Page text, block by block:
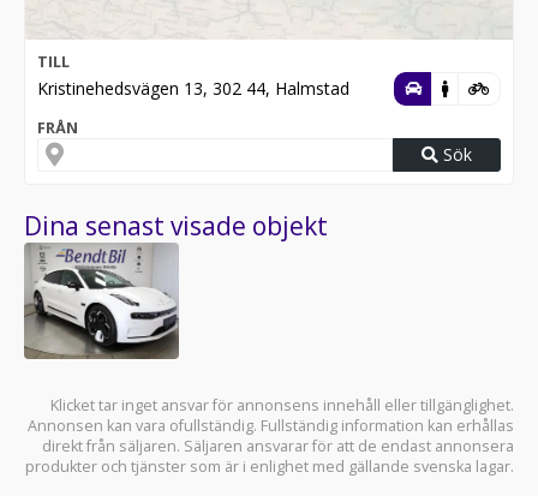
TILL
Kristinehedsvägen 13, 302 44, Halmstad
FRÅN
Sök
Dina senast visade objekt
Klicket tar inget ansvar för annonsens innehåll eller tillgänglighet.
Annonsen kan vara ofullständig. Fullständig information kan erhållas
direkt från säljaren. Säljaren ansvarar för att de endast annonsera
produkter och tjänster som är i enlighet med gällande svenska lagar.